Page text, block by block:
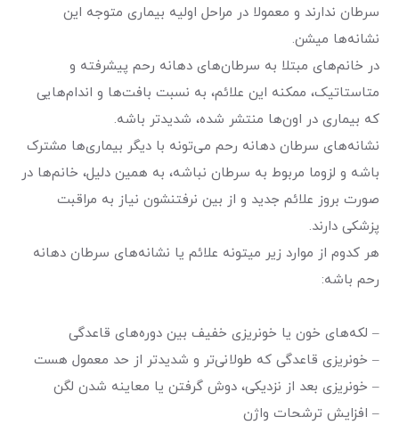
سرطان ندارند و معمولا در مراحل اولیه بیماری متوجه این
نشانه‌ها میشن.
در خانم‌های مبتلا به سرطان‌های دهانه رحم پیشرفته و
متاستاتیک، ممکنه این علائم، به نسبت بافت‌ها و اندام‌هایی
که بیماری در اون‌ها منتشر شده، شدیدتر باشه.
نشانه‌های سرطان دهانه رحم می‌تونه با دیگر بیماری‌ها مشترک
باشه و لزوما مربوط به سرطان نباشه، به همین دلیل، خانم‌ها در
صورت بروز علائم جدید و از بین نرفتنشون نیاز به مراقبت
پزشکی دارند.
هر کدوم از موارد زیر میتونه علائم یا نشانه‌های سرطان دهانه
رحم باشه:
– لکه‌های خون یا خونریزی خفیف بین دوره‌های قاعدگی
– خونریزی قاعدگی که طولانی‌تر و شدیدتر از حد معمول هست
– خونریزی بعد از نزدیکی، دوش گرفتن یا معاینه شدن لگن
– افزایش ترشحات واژن